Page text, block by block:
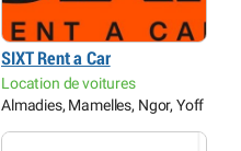
SIXT Rent a Car
Location de voitures
Almadies, Mamelles, Ngor, Yoff